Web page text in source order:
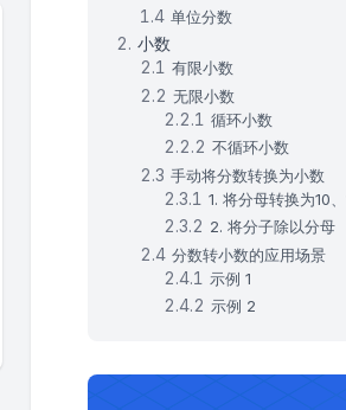
单位分数
小数
有限小数
无限小数
循环小数
不循环小数
手动将分数转换为小数
1. 将分母转换为10
2. 将分子除以分母
分数转小数的应用场景
示例 1
示例 2